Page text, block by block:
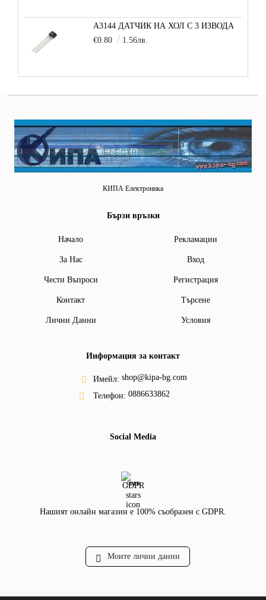
A3144 ДАТЧИК НА ХОЛ С 3 ИЗВОДА
€0.80
1.56лв.
КИПА Електроника
Бързи връзки
Начало Рекламации
За Нас Вход
Чести Въпроси Регистрация
Контакт Търсене
Лични Данни Условия
Информация за контакт
Имейл: shop@kipa-bg.com
Телефон: 0886633862
Social Media
GDPR
Нашият онлайн магазин е 100% съобразен с GDPR.
Моите лични данни